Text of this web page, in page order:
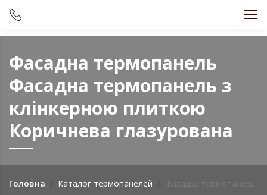
Фасадна термопанель
Фасадна термопанель з
клінкерною плиткою
Коричнева глазурована
Головна Каталог термопанелей Фасадна термопанель з